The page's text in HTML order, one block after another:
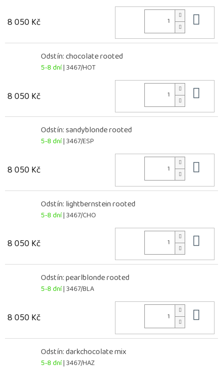
8 050 Kč
Odstín: chocolate rooted
5-8 dní| 3467/HOT
8 050 Kč
Odstín: sandyblonde rooted
5-8 dní| 3467/ESP
8 050 Kč
Odstín: lightbernstein rooted
5-8 dní| 3467/CHO
8 050 Kč
Odstín: pearlblonde rooted
5-8 dní| 3467/BLA
8 050 Kč
Odstín: darkchocolate mix
5-8 dní| 3467/HAZ